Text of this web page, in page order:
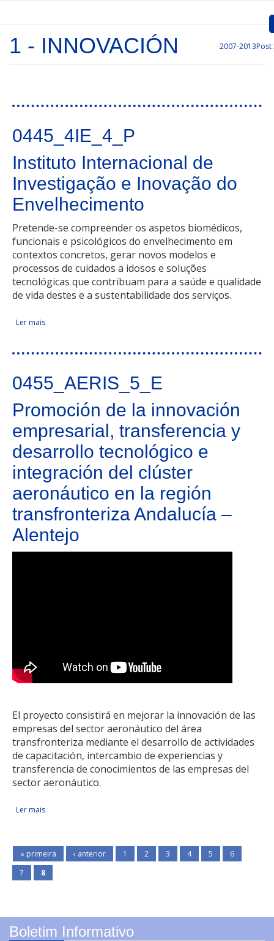
Convocatórias
Projetos Aprovados
Comunicação
Documentos
Gestão de Projetos
Ligações
2007-2013Post
1 - INNOVACIÓN
0445_4IE_4_P
Instituto Internacional de
Investigação e Inovação do
Envelhecimento
Pretende-se compreender os aspetos biomédicos,
funcionais e psicológicos do envelhecimento em
contextos concretos, gerar novos modelos e
processos de cuidados a idosos e soluções
tecnológicas que contribuam para a saúde e qualidade
de vida destes e a sustentabilidade dos serviços.
Ler mais
0455_AERIS_5_E
Promoción de la innovación
empresarial, transferencia y
desarrollo tecnológico e
integración del clúster
aeronáutico en la región
transfronteriza Andalucía –
Alentejo
El proyecto consistirá en mejorar la innovación de las
empresas del sector aeronáutico del área
transfronteriza mediante el desarrollo de actividades
de capacitación, intercambio de experiencias y
transferencia de conocimientos de las empresas del
sector aeronáutico.
Ler mais
« primeira ‹ anterior 1 2 3 4 5
6
7
8
Boletim Informativo